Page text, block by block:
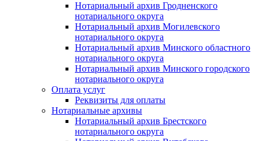
Нотариальный архив Гродненского
нотариального округа
Нотариальный архив Могилевского
нотариального округа
Нотариальный архив Минского областного
нотариального округа
Нотариальный архив Минского городского
нотариального округа
Оплата услуг
Реквизиты для оплаты
Нотариальные архивы
Нотариальный архив Брестского
нотариального округа